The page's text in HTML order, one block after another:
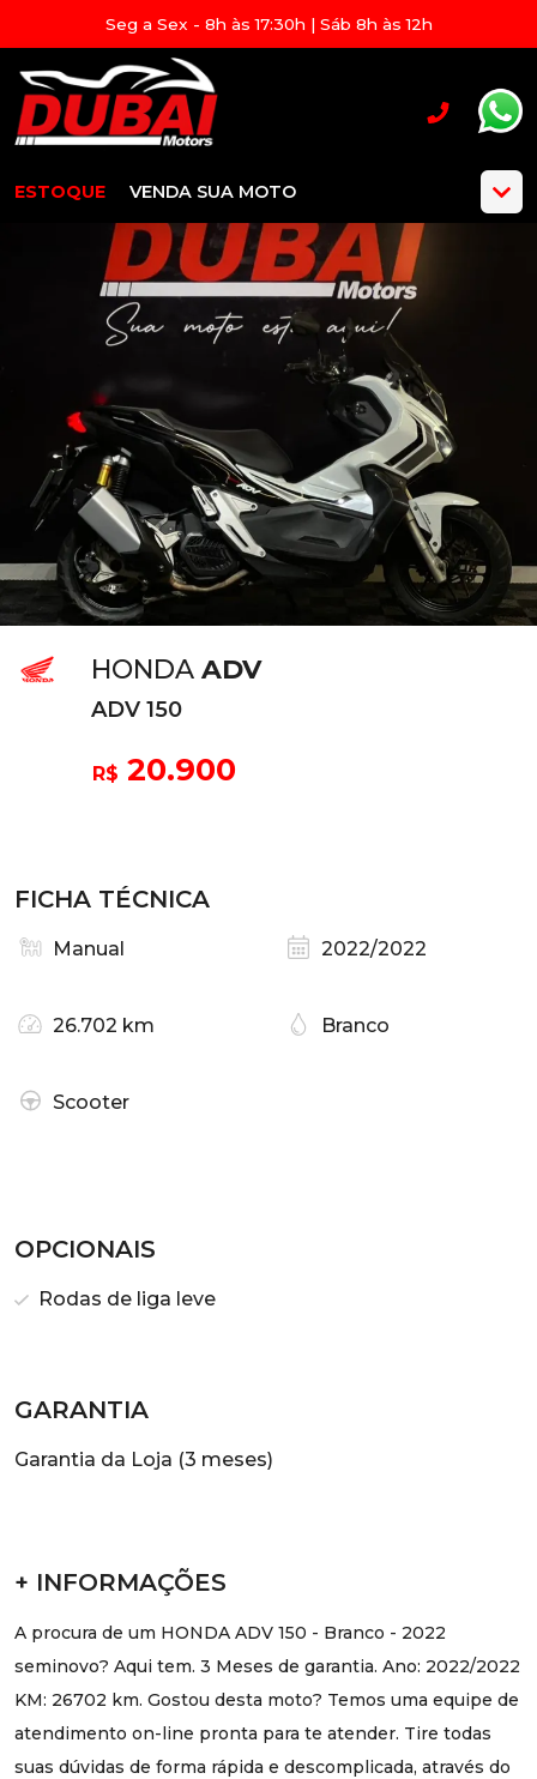
Seg a Sex - 8h às 17:30h | Sáb 8h às 12h
ESTOQUE VENDA SUA MOTO
HONDA ADV
ADV 150
R$ 20.900
FICHA TÉCNICA
Manual 2022/2022
26.702 km Branco
Scooter
OPCIONAIS
Rodas de liga leve
GARANTIA
Garantia da Loja (3 meses)
+ INFORMAÇÕES
A procura de um HONDA ADV 150 - Branco - 2022
seminovo? Aqui tem. 3 Meses de garantia. Ano: 2022/2022
KM: 26702 km. Gostou desta moto? Temos uma equipe de
atendimento on-line pronta para te atender. Tire todas
suas dúvidas de forma rápida e descomplicada, através do